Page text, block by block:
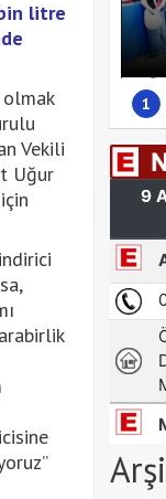
litre
Vekili
Uğur
1